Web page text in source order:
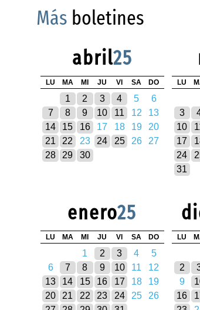
Más boletines
abril25
LU MA MI JU VI SA DO
1 2 3 4 5
6
7
8 9 10 11 12
13
14
15 16 17 18 19
20
21
22 23 24 25 26
27
28
29 30
LU
3
10
17
24
31
enero25
LU MA MI JU VI SA DO
1 2 3 4
5
6
7 8 9 10 11
12
13
14 15 16 17 18
19
20
21 22 23 24 25
26
LU
2
9
16